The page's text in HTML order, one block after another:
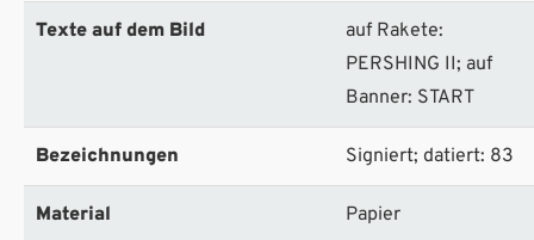
Texte auf dem Bild
auf Rakete:
PERSHING II; auf
Banner: START
Bezeichnungen Signiert; datiert: 83
Material Papier